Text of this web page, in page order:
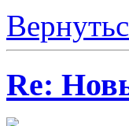
Re: